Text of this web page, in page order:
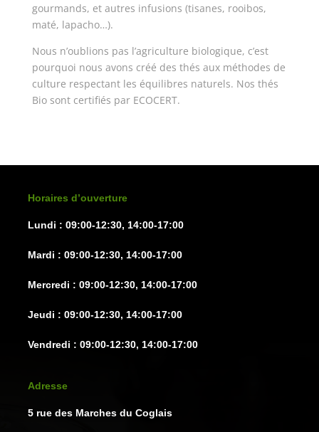
gourmands, et autres infusions (tisanes, rooibos,
maté, lapacho…).
Nous n’oublions pas l’agriculture biologique, c’est
pourquoi nous avons créé des thés aux méthodes de
culture respectant les équilibres naturels. Nos thés
Bio sont certifiés par ECOCERT.
Horaires d’ouverture
Lundi : 09:00-12:30, 14:00-17:00
Mardi : 09:00-12:30, 14:00-17:00
Mercredi : 09:00-12:30, 14:00-17:00
Jeudi : 09:00-12:30, 14:00-17:00
Vendredi : 09:00-12:30, 14:00-17:00
Adresse
5 rue des Marches du Coglais